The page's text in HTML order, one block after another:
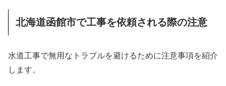
北海道函館市で工事を依頼される際の注意
水道工事で無用なトラブルを避けるために注意事項を紹介
します。